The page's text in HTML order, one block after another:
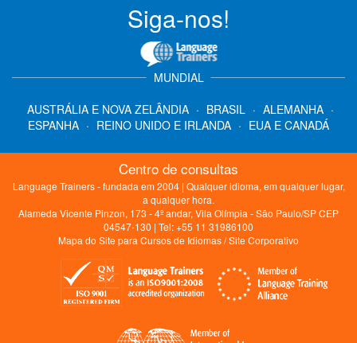
Siga-nos!
MUNDIAL
AUSTRÁLIA E NOVA ZELÂNDIA · BRASIL · ALEMANHA ·
ESPANHA · REINO UNIDO E IRLANDA · EUA E CANADÁ
Centro de consultas
Language Trainers - fundada em 2004 | Qualquer idioma, em qualquer lugar,
a qualquer hora.
Alameda Vicente Pinzon, 173 - 4º andar, Vila Olímpia - São Paulo/SP CEP
04547-130 | Tel: +55 11 31986100
Mapa do Site para Cursos de Idiomas/Site Corporativo